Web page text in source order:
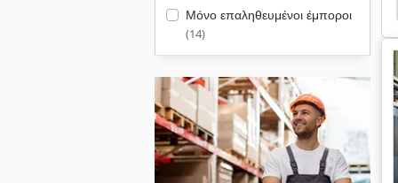
Μόνο επαληθευμένοι έμποροι
(14)
Καθολική Μηχανή Παραδείγματα